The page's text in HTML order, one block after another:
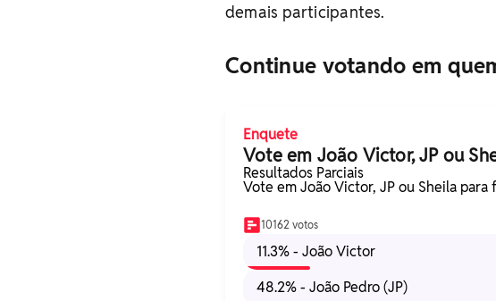
demais participantes.
Continue votando em
Enquete
Vote em João Victor, JP ou
Resultados Parciais
Vote em João Victor, JP ou Sheila para
10162 votos
11.3% - João Victor
48.2% - João Pedro (JP)